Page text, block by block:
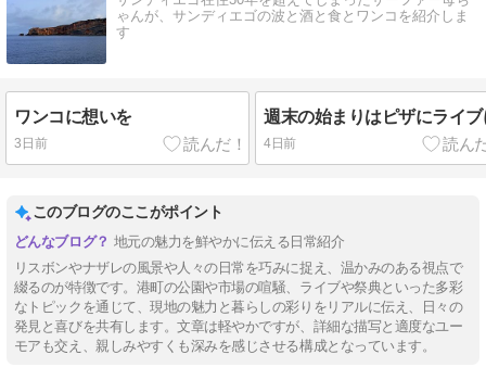
ゃんが、サンディエゴの波と酒と食とワンコを紹介しま
す
ワンコに想いを
3日前
週末の始まりはピザにライブ
4日前
このブログのここがポイント
地元の魅力を鮮やかに伝える日常紹介
リスボンやナザレの風景や人々の日常を巧みに捉え、温かみのある視点で
綴るのが特徴です。港町の公園や市場の喧騒、ライブや祭典といった多彩
なトピックを通じて、現地の魅力と暮らしの彩りをリアルに伝え、日々の
発見と喜びを共有します。文章は軽やかですが、詳細な描写と適度なユー
モアも交え、親しみやすくも深みを感じさせる構成となっています。